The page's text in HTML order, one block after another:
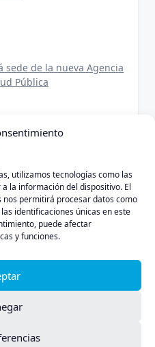
utilizamos tecnologías como las
la información del dispositivo. El
permitirá procesar datos como
identificaciones únicas en este
puede afectar
y funciones.
sede de la nueva Agencia
Pública
Política de Cookies
Y LEON
SUCESOS